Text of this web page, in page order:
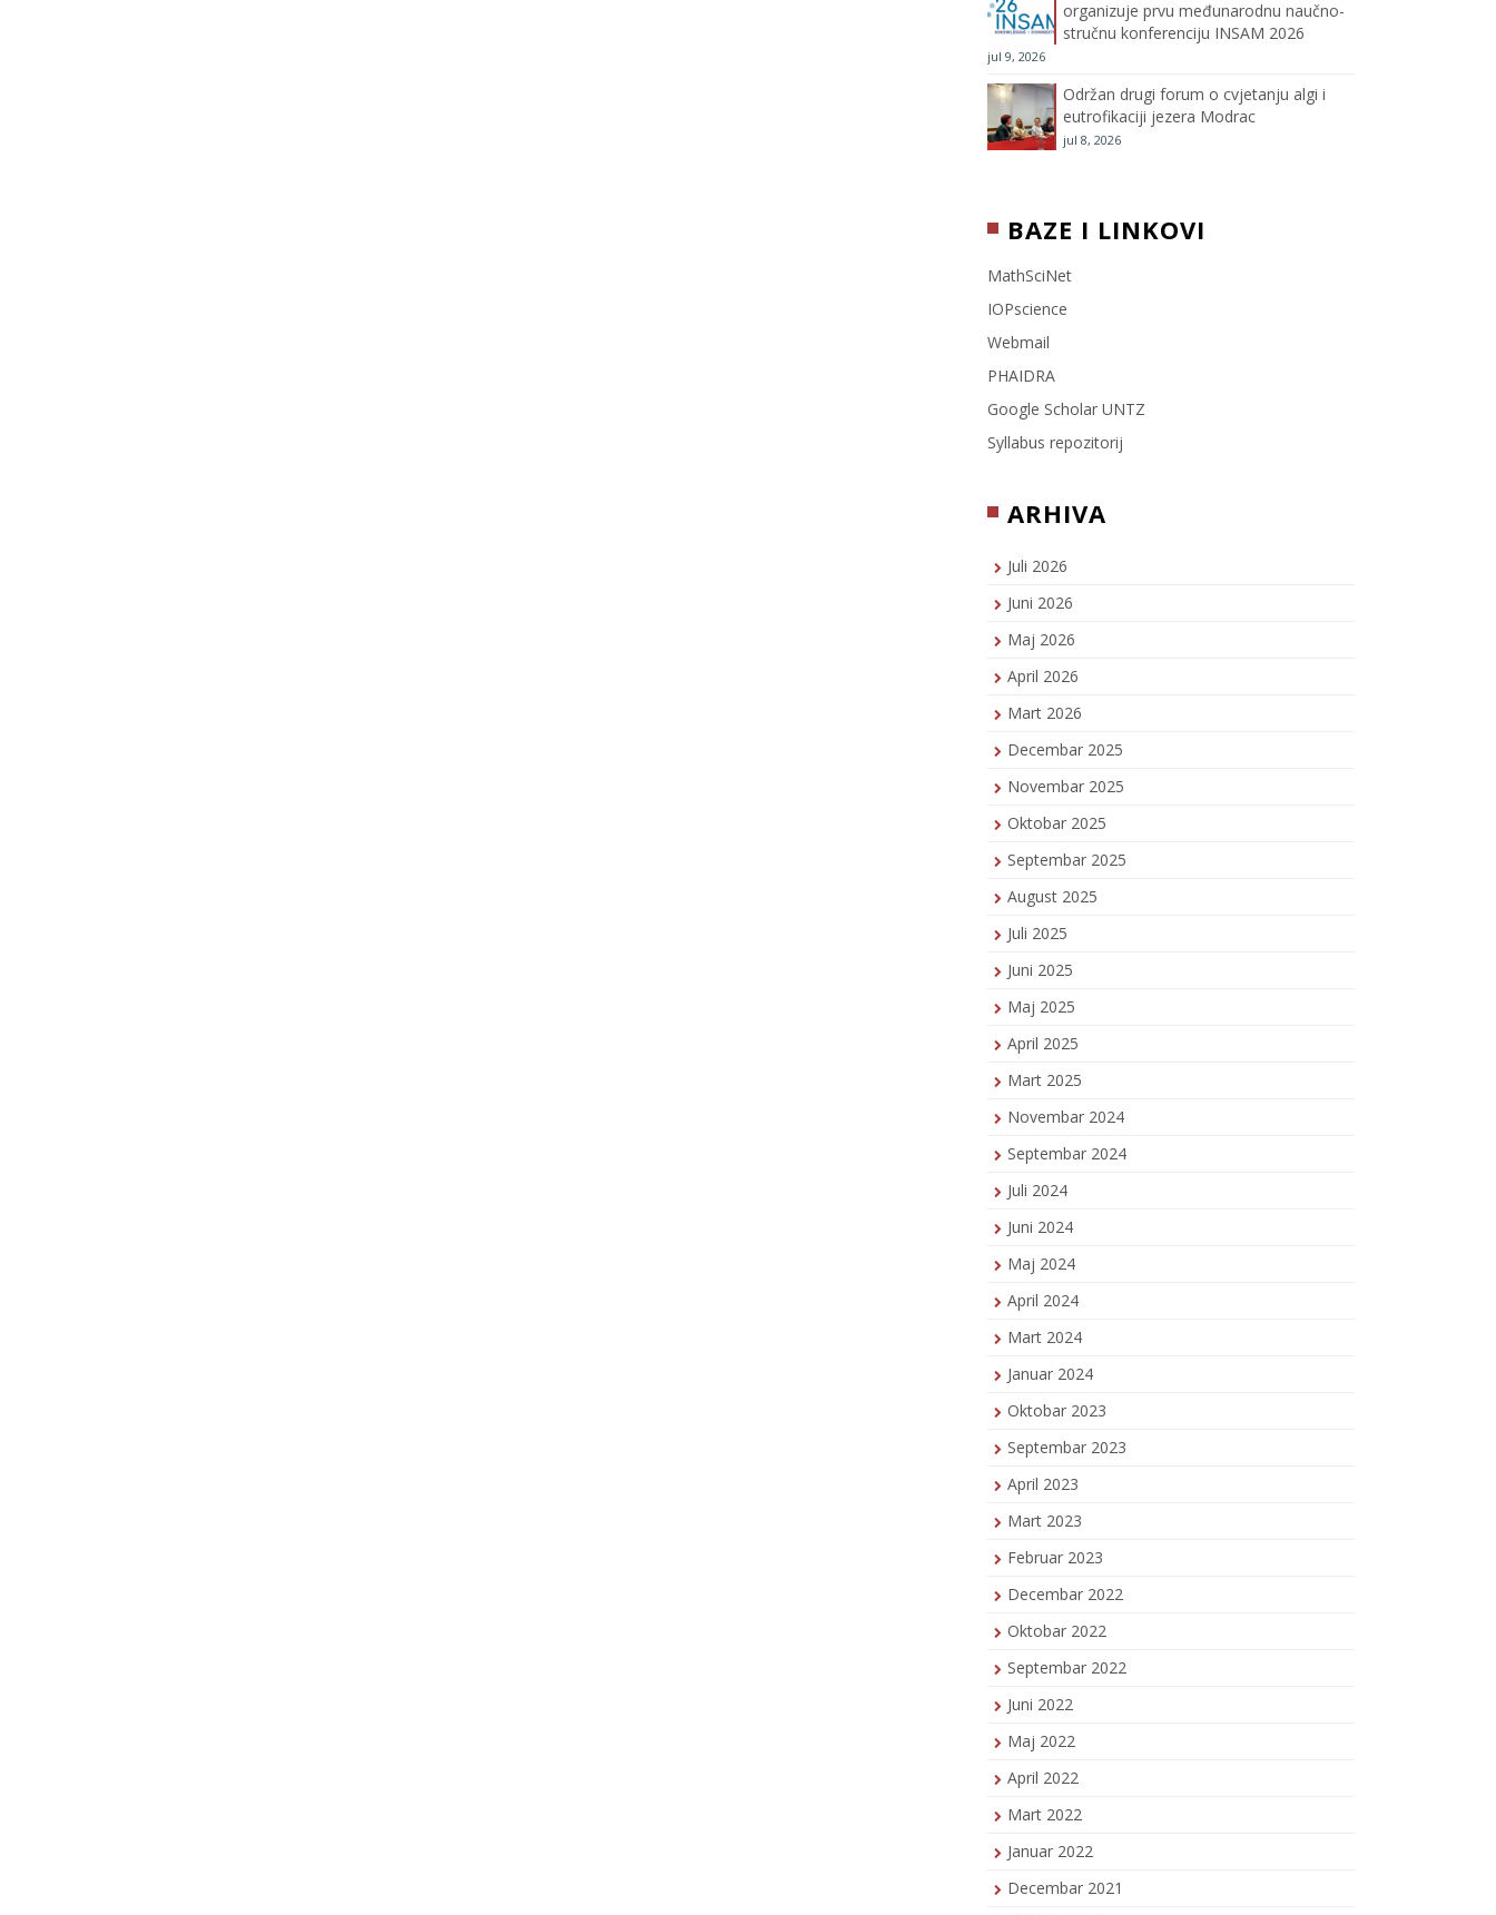
l
organizuje prvu međunarodnu naučno-
stručnu konferenciju INSAM 2026
jul 9, 2026
Održan drugi forum o cvjetanju algi i
eutrofikaciji jezera Modrac
jul 8, 2026
BAZE I LINKOVI
MathSciNet
IOPscience
Webmail
PHAIDRA
Google Scholar UNTZ
Syllabus repozitorij
ARHIVA
Juli 2026
Juni 2026
Maj 2026
April 2026
Mart 2026
Decembar 2025
Novembar 2025
Oktobar 2025
Septembar 2025
August 2025
Juli 2025
Juni 2025
Maj 2025
April 2025
Mart 2025
Novembar 2024
Septembar 2024
Juli 2024
Juni 2024
Maj 2024
April 2024
Mart 2024
Januar 2024
Oktobar 2023
Septembar 2023
April 2023
Mart 2023
Februar 2023
Decembar 2022
Oktobar 2022
Septembar 2022
Juni 2022
Maj 2022
April 2022
Mart 2022
Januar 2022
Decembar 2021